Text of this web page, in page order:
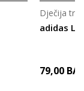
adidas
Dječija
79,00